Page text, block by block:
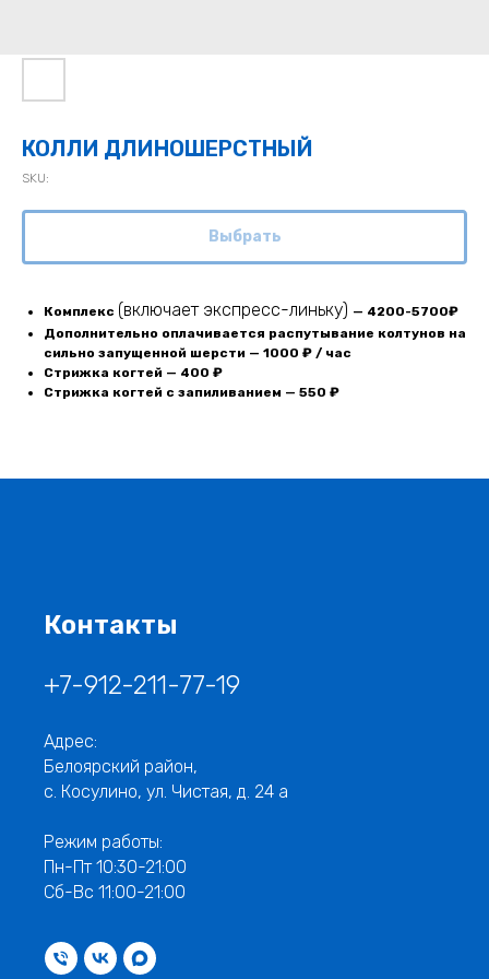
КОЛЛИ ДЛИНОШЕРСТНЫЙ
SKU:
Выбрать
Комплекс (включает экспресс-линьку) — 4200-5700₽
Дополнительно оплачивается распутывание колтунов на
сильно запущенной шерсти — 1000 ₽ / час
Стрижка когтей — 400 ₽
Стрижка когтей с запиливанием — 550 ₽
Контакты
+7-912-211-77-19
Адрес:
Белоярский район,
с. Косулино, ул. Чистая, д. 24 а
Режим работы:
Пн-Пт 10:30-21:00
Сб-Вс 11:00-21:00